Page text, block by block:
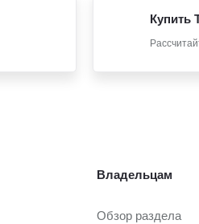
Купить
Владельцам
Обзор раздела